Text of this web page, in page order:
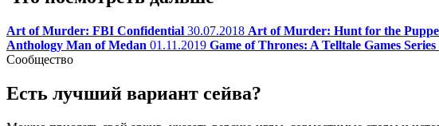
Art of Murder: FBI Confidential 30.07.2018 Art of Murder: Hunt for the
Anthology Man of Medan 01.11.2019 Game of Thrones: A Telltale Games Series
Сообщество
Есть лучший вариант сейва?